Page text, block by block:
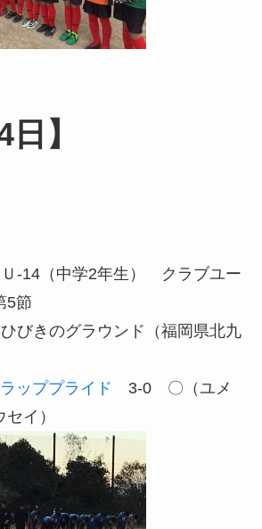
日】
-14（中学2年生） クラブユー
5節
びきのグラウンド（福岡県北九
ッププライド 3-0 〇（ユメ
イ）